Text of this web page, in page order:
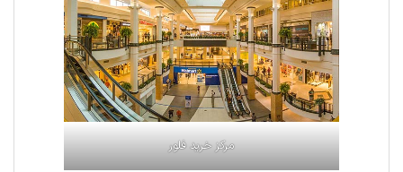
مرکز خرید فلور